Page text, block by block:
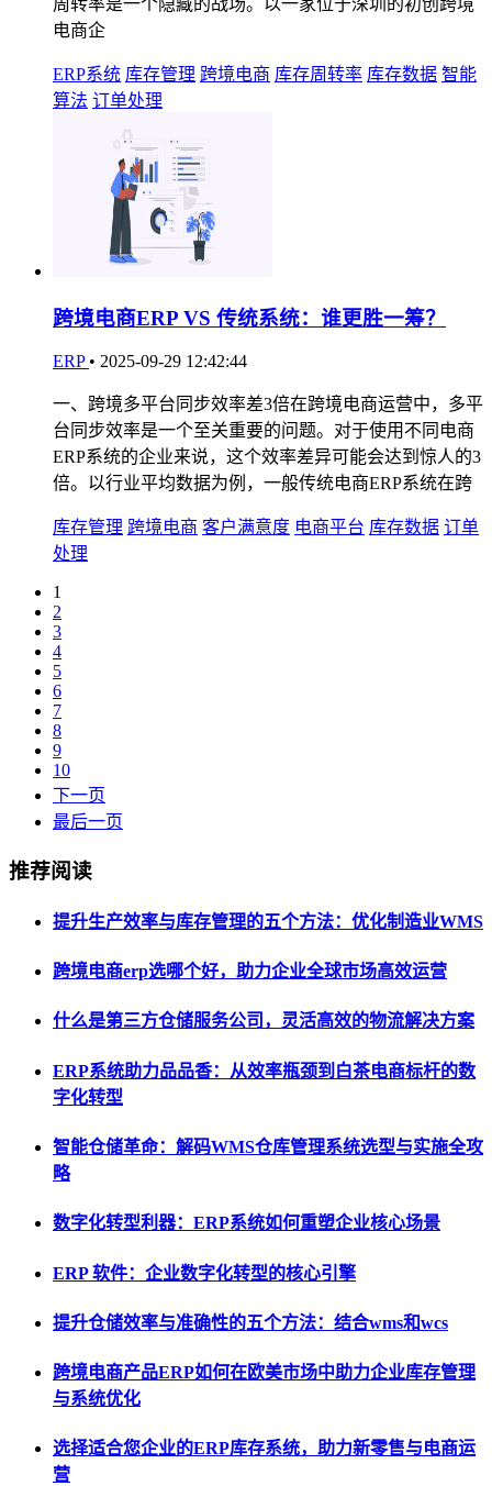
电商企
ERP系统 库存管理 跨境电商 库存周转率 库存数据 智能
算法 订单处理
跨境电商ERP VS 传统系统：谁更胜一筹？
ERP • 2025-09-29 12:42:44
一、跨境多平台同步效率差3倍在跨境电商运营中，多平
台同步效率是一个至关重要的问题。对于使用不同电商
ERP系统的企业来说，这个效率差异可能会达到惊人的3
倍。以行业平均数据为例，一般传统电商ERP系统在跨
库存管理 跨境电商 客户满意度 电商平台 库存数据 订单
处理
1
2
3
4
5
6
7
8
9
10
下一页
最后一页
推荐阅读
提升生产效率与库存管理的五个方法：优化制造业WMS
跨境电商erp选哪个好，助力企业全球市场高效运营
什么是第三方仓储服务公司，灵活高效的物流解决方案
ERP系统助力品品香：从效率瓶颈到白茶电商标杆的数
字化转型
智能仓储革命：解码WMS仓库管理系统选型与实施全攻
略
数字化转型利器：ERP系统如何重塑企业核心场景
ERP 软件：企业数字化转型的核心引擎
提升仓储效率与准确性的五个方法：结合wms和wcs
跨境电商产品ERP如何在欧美市场中助力企业库存管理
与系统优化
选择适合您企业的ERP库存系统，助力新零售与电商运
营